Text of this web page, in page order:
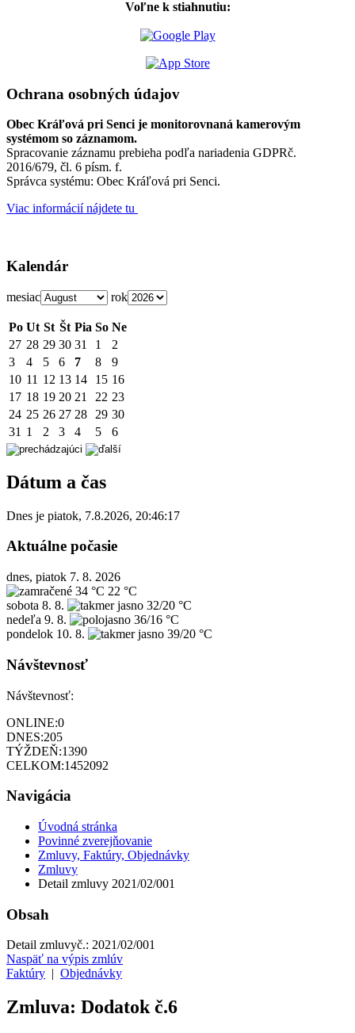
Voľne k stiahnutiu:
Ochrana osobných údajov
Obec Kráľová pri Senci je monitorovnaná kamerovým
systémom so záznamom.
Spracovanie záznamu prebieha podľa nariadenia GDPRč.
2016/679, čl. 6 písm. f.
Správca systému: Obec Kráľová pri Senci.
Viac informácií nájdete tu
Kalendár
mesiac rok
Po Ut St Št Pia So Ne
27 28 29 30 31 1
2
3
4 5 6 7 8
9
10 11 12 13 14 15 16
17 18 19 20 21 22 23
24 25 26 27 28 29 30
31 1 2 3 4 5 6
Dátum a čas
Dnes je piatok, 7.8.2026, 20:46:17
Aktuálne počasie
dnes, piatok 7. 8. 2026
34 °C 22 °C
sobota 8. 8.
32/20 °C
nedeľa 9. 8.
36/16 °C
pondelok 10. 8. 39/20 °C
Návštevnosť
Návštevnosť:
ONLINE:0
DNES:205
TÝŽDEŇ:1390
CELKOM:1452092
Navigácia
Úvodná stránka
Povinné zverejňovanie
Zmluvy, Faktúry, Objednávky
Zmluvy
Detail zmluvy 2021/02/001
Obsah
Detail zmluvyč.: 2021/02/001
Naspäť na výpis zmlúv
Faktúry
Objednávky
Zmluva: Dodatok č.6